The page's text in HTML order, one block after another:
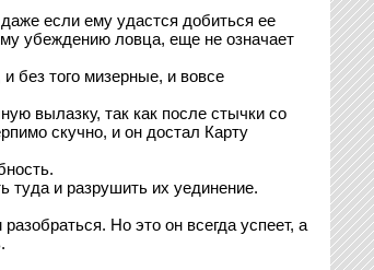
если ему удастся добиться ее
убеждению ловца, еще не означает
без того мизерные, и вовсе
вылазку, так как после стычки со
скучно, и он достал Карту
туда и разрушить их уединение.
Но это он всегда успеет, а